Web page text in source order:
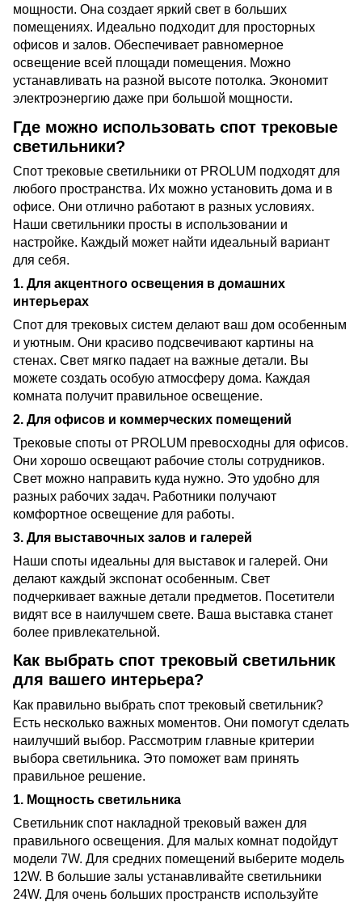
мощности. Она создает яркий свет в больших
помещениях. Идеально подходит для просторных
офисов и залов. Обеспечивает равномерное
освещение всей площади помещения. Можно
устанавливать на разной высоте потолка. Экономит
электроэнергию даже при большой мощности.
Где можно использовать спот трековые
светильники?
Спот трековые светильники от PROLUM подходят для
любого пространства. Их можно установить дома и в
офисе. Они отлично работают в разных условиях.
Наши светильники просты в использовании и
настройке. Каждый может найти идеальный вариант
для себя.
1. Для акцентного освещения в домашних
интерьерах
Спот для трековых систем делают ваш дом особенным
и уютным. Они красиво подсвечивают картины на
стенах. Свет мягко падает на важные детали. Вы
можете создать особую атмосферу дома. Каждая
комната получит правильное освещение.
2. Для офисов и коммерческих помещений
Трековые споты от PROLUM превосходны для офисов.
Они хорошо освещают рабочие столы сотрудников.
Свет можно направить куда нужно. Это удобно для
разных рабочих задач. Работники получают
комфортное освещение для работы.
3. Для выставочных залов и галерей
Наши споты идеальны для выставок и галерей. Они
делают каждый экспонат особенным. Свет
подчеркивает важные детали предметов. Посетители
видят все в наилучшем свете. Ваша выставка станет
более привлекательной.
Как выбрать спот трековый светильник
для вашего интерьера?
Как правильно выбрать спот трековый светильник?
Есть несколько важных моментов. Они помогут сделать
наилучший выбор. Рассмотрим главные критерии
выбора светильника. Это поможет вам принять
правильное решение.
1. Мощность светильника
Светильник спот накладной трековый важен для
правильного освещения. Для малых комнат подойдут
модели 7W. Для средних помещений выберите модель
12W. В большие залы устанавливайте светильники
24W. Для очень больших пространств используйте